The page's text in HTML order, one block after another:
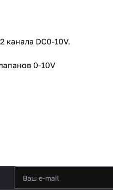
канала DC0-10V.
0-10V